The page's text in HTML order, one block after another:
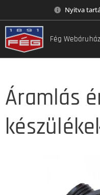
Nyitva
Fég Webáruház
Áramlás